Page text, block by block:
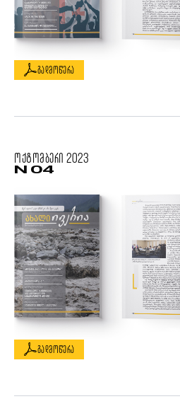
გადმოწერა
ოქტომბერი 2023
N 04
გადმოწერა